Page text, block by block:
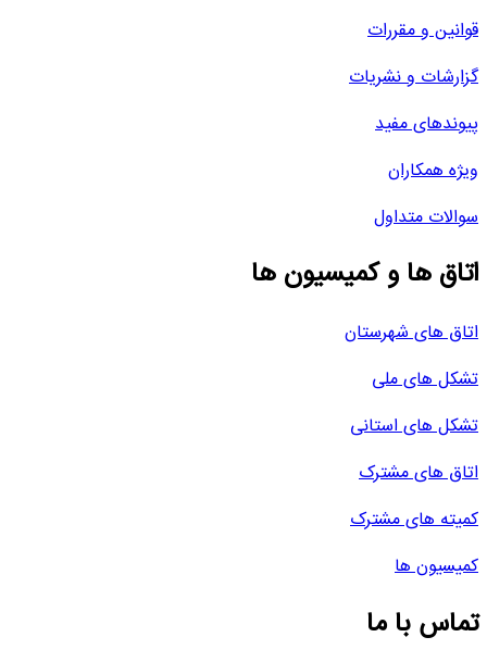
قوانین و مقررات
گزارشات و نشریات
پیوندهای مفید
ویژه همکاران
سوالات متداول
اتاق ها و کمیسیون ها
اتاق های شهرستان
تشکل های ملی
تشکل های استانی
اتاق های مشترک
کمیته های مشترک
کمیسیون ها
تماس با ما